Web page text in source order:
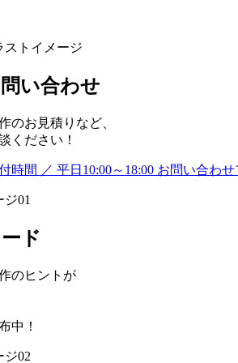
い合わせ
のお見積りなど、
ください！
時間 ／ 平日10:00～18:00 お問い合わ
ド
のヒントが
中！